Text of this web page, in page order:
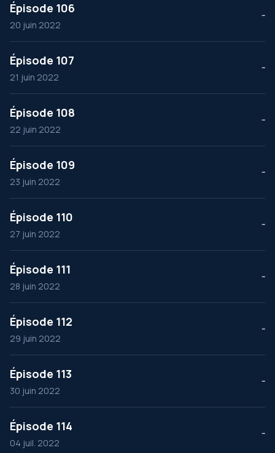
Épisode 106
20 juin 2022
--
Épisode 107
21 juin 2022
--
Épisode 108
22 juin 2022
--
Épisode 109
23 juin 2022
--
Épisode 110
27 juin 2022
--
Épisode 111
28 juin 2022
--
Épisode 112
29 juin 2022
--
Épisode 113
30 juin 2022
--
Épisode 114
04 juil. 2022
--